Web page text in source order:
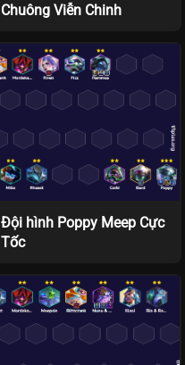
Chuông Viễn Chinh
Đội hình Poppy Meep Cực
Tốc